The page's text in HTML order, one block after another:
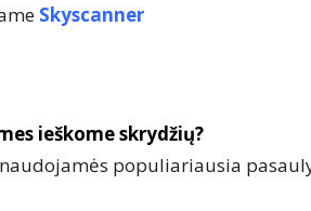
Skyscanner
ieškome skrydžių?
populiariausia